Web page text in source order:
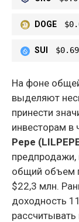
DOGE
SUI $0.69
На фоне
выделяют
принести
инвесторам в
Pepe
предпродажи,
общий объем
$22,3 млн.
доходность
рассчитывать